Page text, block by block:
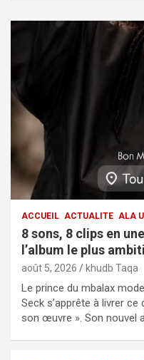
ACCUEIL ACTUALITE ALA
8 sons, 8 clips en
l’album le plus
Only Love »
août 5, 2026 khudb Taqa
Le prince du mbalax
Seck s’apprête à livrer ce
son œuvre ». Son nouvel